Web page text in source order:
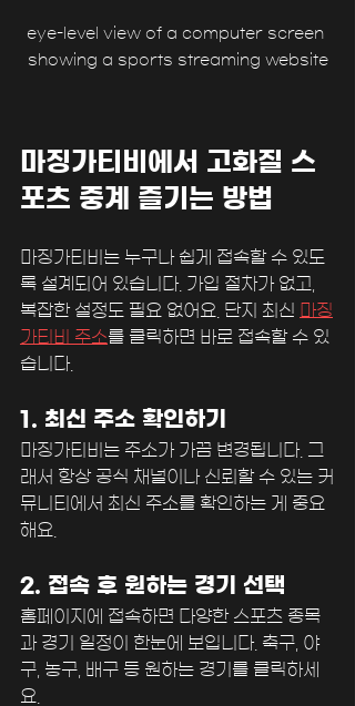
eye-level view of a computer screen
showing a sports streaming website
마징가티비에서 고화질 스
포츠 중계 즐기는 방법
마징가티비는 누구나 쉽게 접속할 수 있도
록 설계되어 있습니다. 가입 절차가 없고,
복잡한 설정도 필요 없어요. 단지 최신
마징
가티비 주소를 클릭하면 바로 접속할 수 있
습니다.
1. 최신 주소 확인하기
마징가티비는 주소가 가끔 변경됩니다. 그
래서 항상 공식 채널이나 신뢰할 수 있는 커
뮤니티에서 최신 주소를 확인하는 게 중요
해요.
2. 접속 후 원하는 경기 선택
홈페이지에 접속하면 다양한 스포츠 종목
과 경기 일정이 한눈에 보입니다. 축구, 야
구, 농구, 배구 등 원하는 경기를 클릭하세
요.